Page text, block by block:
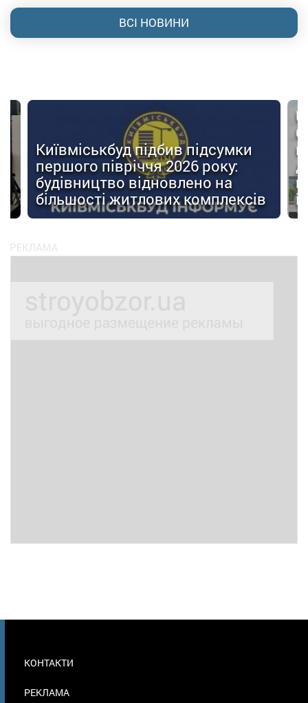
ВСІ НОВИНИ
Київміськбуд підбив підсумки
першого півріччя 2026 року:
будівництво відновлено на
більшості житлових комплексів
В
КОНТАКТИ
РЕКЛАМА